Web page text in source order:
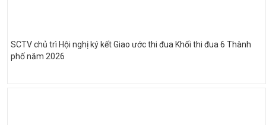
SCTV chủ trì Hội nghị ký kết Giao ước thi đua Khối thi đua 6 Thành
phố năm 2026